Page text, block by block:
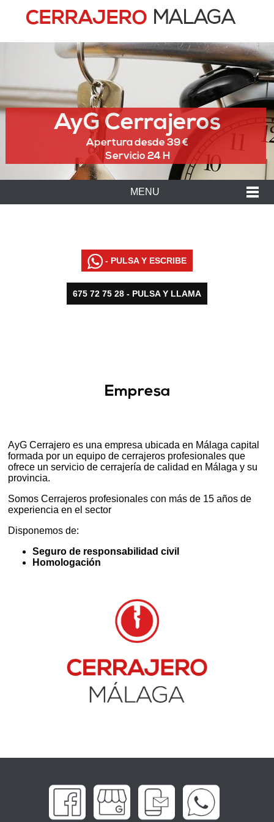
CERRAJERO MALAGA
AyG Cerrajeros
Apertura desde 39 €
Servicio 24 H
MENU
- PULSA Y ESCRIBE
675 72 75 28 - PULSA Y LLAMA
Empresa
AyG Cerrajero es una empresa ubicada en Málaga capital
formada por un equipo de cerrajeros profesionales que
ofrece un servicio de cerrajería de calidad en Málaga y su
provincia.
Somos Cerrajeros profesionales con más de 15 años de
experiencia en el sector
Disponemos de:
Seguro de responsabilidad civil
Homologación